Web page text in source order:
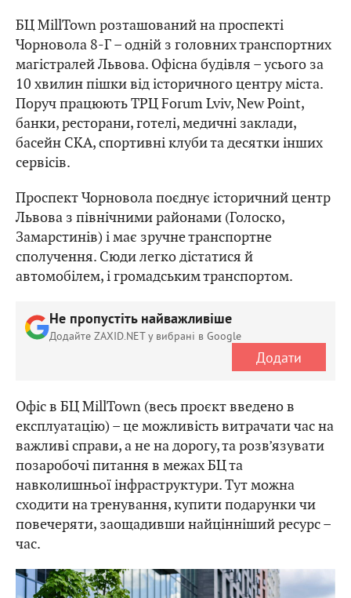
БЦ MillTown розташований на проспекті
Чорновола 8-Г – одній з головних транспортних
магістралей Львова. Офісна будівля – усього за
10 хвилин пішки від історичного центру міста.
Поруч працюють ТРЦ Forum Lviv, New Point,
банки, ресторани, готелі, медичні заклади,
басейн СКА, спортивні клуби та десятки інших
сервісів.
Проспект Чорновола поєднує історичний центр
Львова з північними районами (Голоско,
Замарстинів) і має зручне транспортне
сполучення. Сюди легко дістатися й
автомобілем, і громадським транспортом.
Не пропустіть найважливіше
Додайте ZAXID.NET у вибрані в Google
Додати
Офіс в БЦ MillTown (весь проєкт введено в
експлуатацію) – це можливість витрачати час на
важливі справи, а не на дорогу, та розв’язувати
позаробочі питання в межах БЦ та
навколишньої інфраструктури. Тут можна
сходити на тренування, купити подарунки чи
повечеряти, заощадивши найцінніший ресурс –
час.